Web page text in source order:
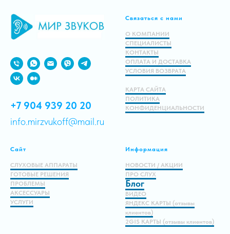
+7 904 939 20 20
info.mirzvukoff@mail.ru
Связаться с нами
О КОМПАНИИ
СПЕЦИАЛИСТЫ
КОНТАКТЫ
ОПЛАТА И ДОСТАВКА
УСЛОВИЯ ВОЗВРАТА
КАРТА САЙТА
ПОЛИТИКА
КОНФИДЕНЦИАЛЬНОСТИ
Сайт
СЛУХОВЫЕ АППАРАТЫ
ГОТОВЫЕ РЕШЕНИЯ
ПРОБЛЕМЫ
АКСЕССУАРЫ
УСЛУГИ
Информация
НОВОСТИ / АКЦИИ
ПРО СЛУХ
Блог
ВИДЕО
ЯНДЕКС КАРТЫ (отзывы
клиентов)
2GIS КАРТЫ (отзывы клиентов)